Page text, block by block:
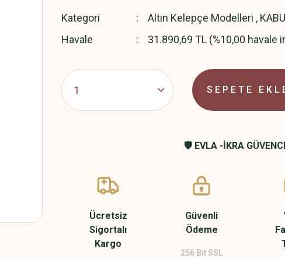
Kategori Altın Kelepçe Modelleri ,
Havale
31.890,69 TL (%10,00 havale
SEPETE
🛡️ EVLA -İKRA
Ücretsiz
Sigortalı
Kargo
Güvenli
Ödeme
256 Bit SSL